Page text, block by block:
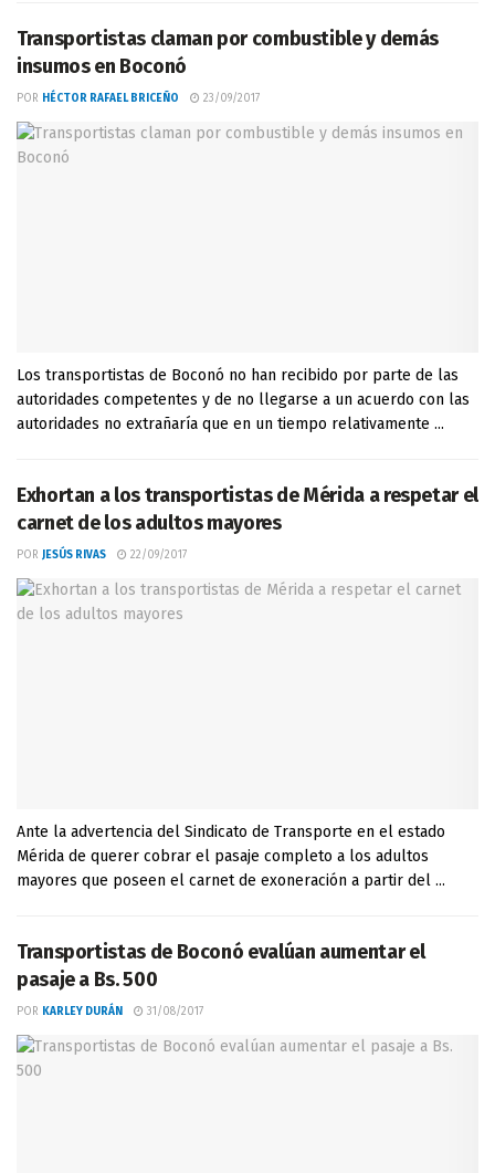
Transportistas claman por combustible y demás
insumos en Boconó
POR HÉCTOR RAFAEL BRICEÑO 23/09/2017
Los transportistas de Boconó no han recibido por parte de las
autoridades competentes y de no llegarse a un acuerdo con las
autoridades no extrañaría que en un tiempo relativamente ...
Exhortan a los transportistas de Mérida a respetar el
carnet de los adultos mayores
POR JESÚS RIVAS 22/09/2017
Ante la advertencia del Sindicato de Transporte en el estado
Mérida de querer cobrar el pasaje completo a los adultos
mayores que poseen el carnet de exoneración a partir del ...
Transportistas de Boconó evalúan aumentar el
pasaje a Bs. 500
POR KARLEY DURÁN 31/08/2017